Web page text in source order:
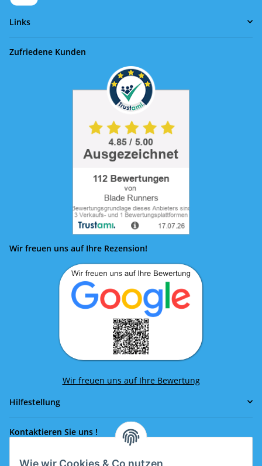
Links
Zufriedene Kunden
Wir freuen uns auf Ihre Rezension!
Wir freuen uns auf Ihre Bewertung
Hilfestellung
Kontaktieren Sie uns !